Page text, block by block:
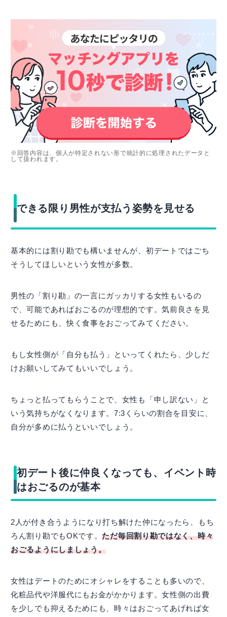
※回答内容は、個人が特定されない形で統計的に処理されたデータと
して扱われます。
できる限り男性が支払う姿勢を見せる
基本的には割り勘でも構いませんが、初デートではごち
そうしてほしいという女性が多数。
男性の「割り勘」の一言にガッカリする女性もいるの
で、可能であればおごるのが理想的です。気前良さを見
せるためにも、快く食事をおごってみてください。
もし女性側が「自分も払う」といってくれたら、少しだ
けお願いしてみてもいいでしょう。
ちょっと払ってもらうことで、女性も「申し訳ない」と
いう気持ちがなくなります。7:3くらいの割合を目安に、
自分が多めに払うといいでしょう。
初デート後に仲良くなっても、イベント時
はおごるのが基本
2人が付き合うようになり打ち解けた仲になったら、もち
ろん割り勘でもOKです。ただ毎回割り勘ではなく、時々
おごるようにしましょう。
女性はデートのためにオシャレをすることも多いので、
化粧品代や洋服代にもお金がかかります。女性側の出費
を少しでも抑えるためにも、時々はおごってあげれば女